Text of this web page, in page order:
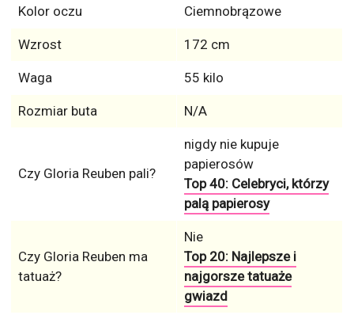
Kolor oczu Ciemnobrązowe
Wzrost 172 cm
Waga 55 kilo
Rozmiar buta N/A
Czy Gloria Reuben pali?
nigdy nie kupuje
papierosów
Top 40: Celebryci, którzy
palą papierosy
Czy Gloria Reuben ma
tatuaż?
Nie
Top 20: Najlepsze i
najgorsze tatuaże
gwiazd